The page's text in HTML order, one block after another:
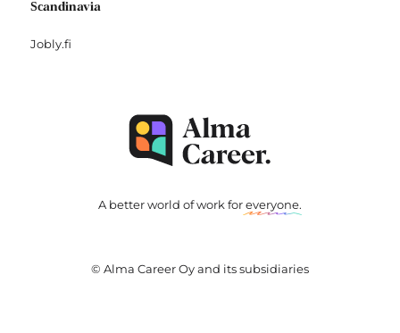
Scandinavia
Jobly.fi
A better world of work foreveryone.
© Alma Career Oy and its subsidiaries